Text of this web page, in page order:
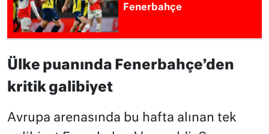
Fenerbahçe
Ülke puanında Fenerbahçe’den
kritik galibiyet
Avrupa arenasında bu hafta alınan tek